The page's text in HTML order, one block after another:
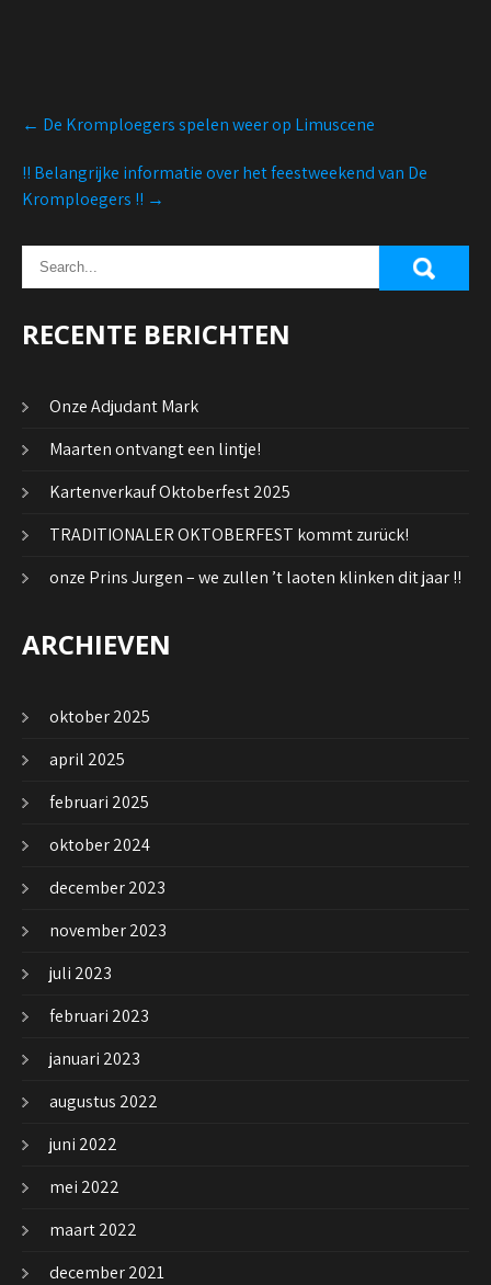
Post
navigation
← De Kromploegers spelen weer op Limuscene
!! Belangrijke informatie over het feestweekend van De
Kromploegers !! →
RECENTE BERICHTEN
Onze Adjudant Mark
Maarten ontvangt een lintje!
Kartenverkauf Oktoberfest 2025
TRADITIONALER OKTOBERFEST kommt zurück!
onze Prins Jurgen – we zullen ’t laoten klinken dit jaar !!
ARCHIEVEN
oktober 2025
april 2025
februari 2025
oktober 2024
december 2023
november 2023
juli 2023
februari 2023
januari 2023
augustus 2022
juni 2022
mei 2022
maart 2022
december 2021